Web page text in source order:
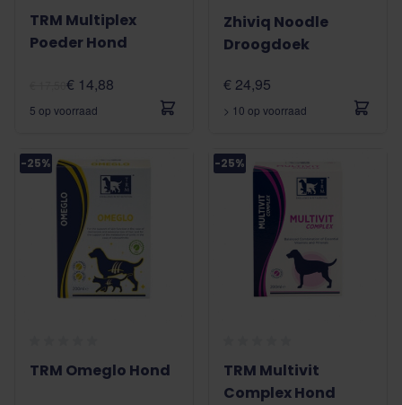
TRM Multiplex
Poeder Hond
€ 14,88
5 op voorraad
Zhiviq Noodle
Droogdoek
€ 24,95
> 10 op voorraad
-25%
TRM Omeglo Hond
-25%
TRM Multivit
Complex Hond